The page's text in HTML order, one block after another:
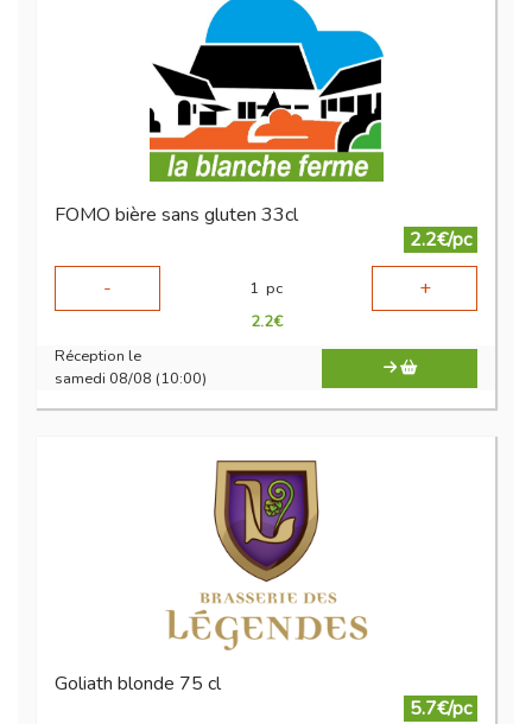
FOMO bière sans gluten 33cl
2.2€/pc
-
1 pc +
2.2€
Réception le
samedi 08/08 (10:00)
Goliath blonde 75 cl
5.7€/pc